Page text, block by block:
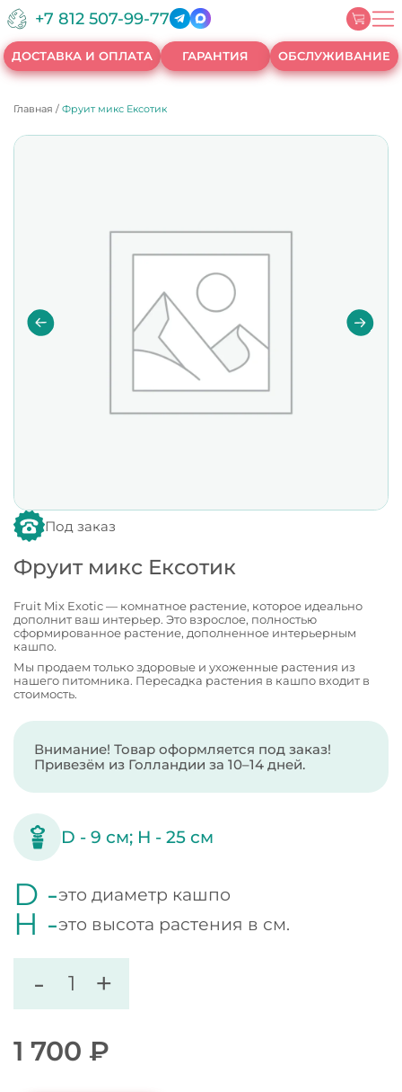
+7 812 507-99-77
ДОСТАВКА И ОПЛАТА ГАРАНТИЯ ОБСЛУЖИВАНИЕ
Главная /Фруит микс Ексотик
Под заказ
Фруит микс Ексотик
Fruit Mix Exotic — комнатное растение, которое идеально
дополнит ваш интерьер. Это взрослое, полностью
сформированное растение, дополненное интерьерным
кашпо.
Мы продаем только здоровые и ухоженные растения из
нашего питомника. Пересадка растения в кашпо входит в
стоимость.
Внимание! Товар оформляется под заказ!
Привезём из Голландии за 10–14 дней.
D -9 см; H -25 см
D -это диаметр кашпо
H -это высота растения в см.
- +
1 700 ₽